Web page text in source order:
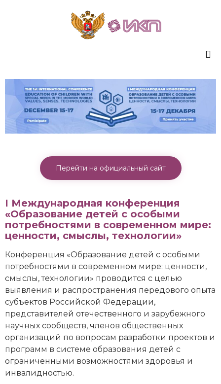
Перейти на официальный сайт
I Международная конференция
«Образование детей с особыми
потребностями в современном мире:
ценности, смыслы, технологии»
Конференция «Образование детей с особыми
потребностями в современном мире: ценности,
смыслы, технологии» проводится с целью
выявления и распространения передового опыта
субъектов Российской Федерации,
представителей отечественного и зарубежного
научных сообществ, членов общественных
организаций по вопросам разработки проектов и
программ в системе образования детей с
ограниченными возможностями здоровья и
инвалидностью.